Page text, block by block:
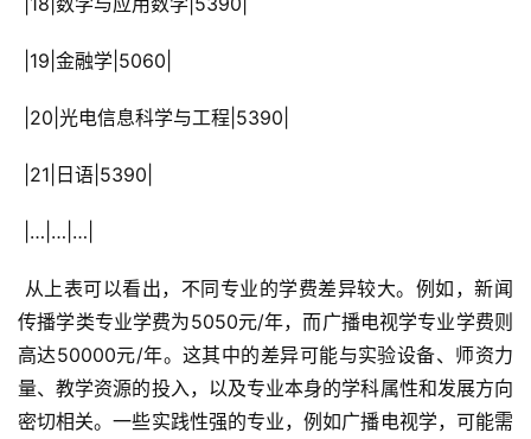
|19|金融学|5060|
|20|光电信息科学与工程|5390|
|21|日语|5390|
|…|…|…|
传播学类专业学费为5050元/年，而广播电视学专业学费则
高达50000元/年。这其中的差异可能与实验设备、师资力
量、教学资源的投入，以及专业本身的学科属性和发展方向
密切相关。一些实践性强的专业，例如广播电视学，可能需